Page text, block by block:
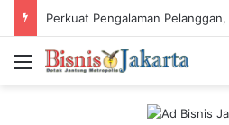
Menu